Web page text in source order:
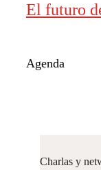
El futuro
Agenda
Charlas y